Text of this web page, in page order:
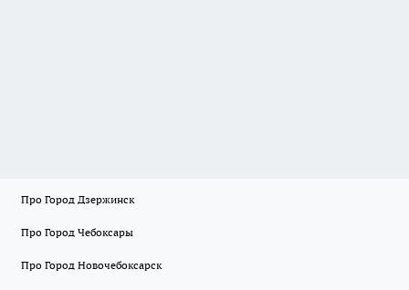
Про Город Дзержинск
Про Город Чебоксары
Про Город Новочебоксарск